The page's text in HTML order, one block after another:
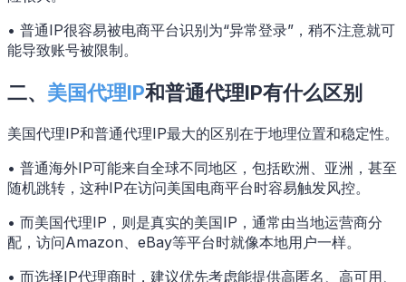
• 普通IP很容易被电商平台识别为“异常登录”，稍不注意就可
能导致账号被限制。
二、 美国代理IP和普通代理IP有什么区别
美国代理IP和普通代理IP最大的区别在于地理位置和稳定性。
• 普通海外IP可能来自全球不同地区，包括欧洲、亚洲，甚至
随机跳转，这种IP在访问美国电商平台时容易触发风控。
• 而美国代理IP，则是真实的美国IP，通常由当地运营商分
配，访问Amazon、eBay等平台时就像本地用户一样。
• 而选择IP代理商时，建议优先考虑能提供高匿名、高可用、